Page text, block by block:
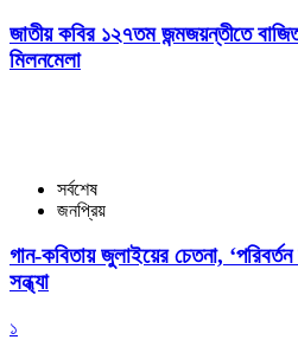
জাতীয় কবির ১২৭তম জন্মজয়ন্তীতে
মিলনমেলা
সর্বশেষ
জনপ্রিয়
গান-কবিতায় জুলাইয়ের চেতনা,
সন্ধ্যা
১